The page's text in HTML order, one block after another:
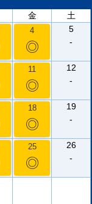
金 土
4
◎
5
-
11
◎
12
-
18
◎
19
-
25
◎
26
-